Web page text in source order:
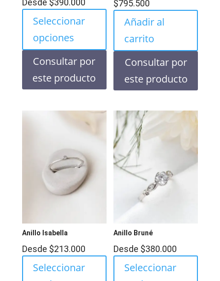
Desde $390.000
Seleccionar
opciones
Consultar por
este producto
$795.500
Añadir al
carrito
Consultar por
este producto
Anillo Isabella
Desde $213.000
Seleccionar
Anillo Bruné
Desde $380.000
Seleccionar